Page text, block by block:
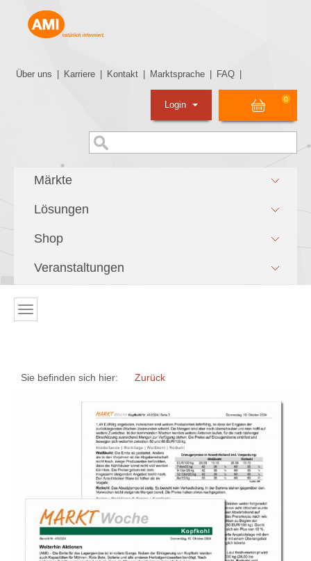
Über uns Karriere Kontakt Marktsprache FAQ
0
Login
Märkte
Lösungen
Shop
Veranstaltungen
Sie befinden sich hier: Zurück